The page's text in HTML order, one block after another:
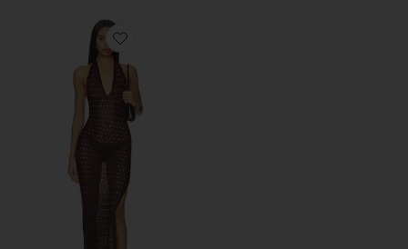
Favorite ANTONELLA 원피스